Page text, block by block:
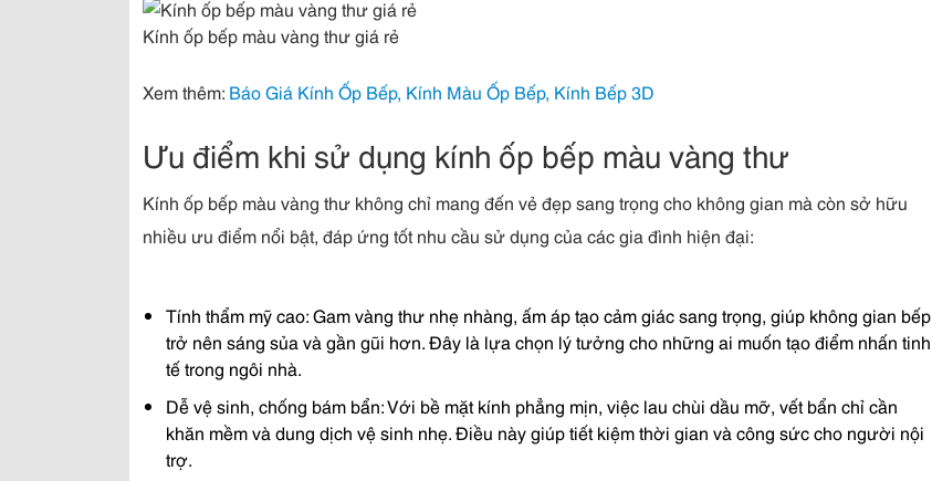
Kính ốp bếp màu vàng thư giá rẻ
Xem thêm: Báo Giá Kính Ốp Bếp, Kính Màu Ốp Bếp, Kính Bếp 3D
Ưu điểm khi sử dụng kính ốp bếp màu vàng thư
Kính ốp bếp màu vàng thư không chỉ mang đến vẻ đẹp sang trọng cho không gian mà còn sở hữu
nhiều ưu điểm nổi bật, đáp ứng tốt nhu cầu sử dụng của các gia đình hiện đại:
Tính thẩm mỹ cao: Gam vàng thư nhẹ nhàng, ấm áp tạo cảm giác sang trọng, giúp không gian bếp
trở nên sáng sủa và gần gũi hơn. Đây là lựa chọn lý tưởng cho những ai muốn tạo điểm nhấn tinh
tế trong ngôi nhà.
Dễ vệ sinh, chống bám bẩn: Với bề mặt kính phẳng mịn, việc lau chùi dầu mỡ, vết bẩn chỉ cần
khăn mềm và dung dịch vệ sinh nhẹ. Điều này giúp tiết kiệm thời gian và công sức cho người nội
trợ.